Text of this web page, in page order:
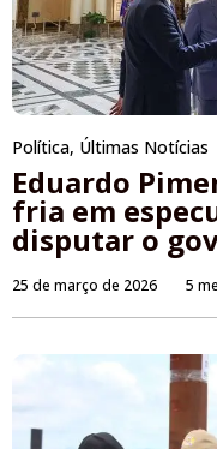
Política, Últimas Notícias
Eduardo
fria em
disputar o
25 de março de 2026 5